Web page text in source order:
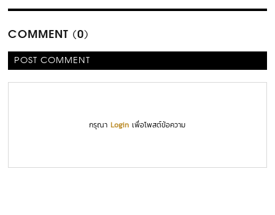
COMMENT (0)
POST COMMENT
กรุณาLogin เพื่อโพสต์ข้อความ